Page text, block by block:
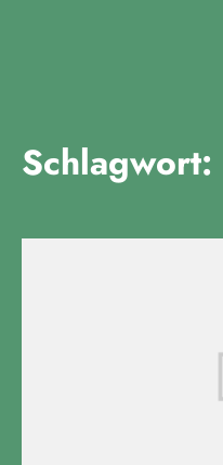
Schlagwort: